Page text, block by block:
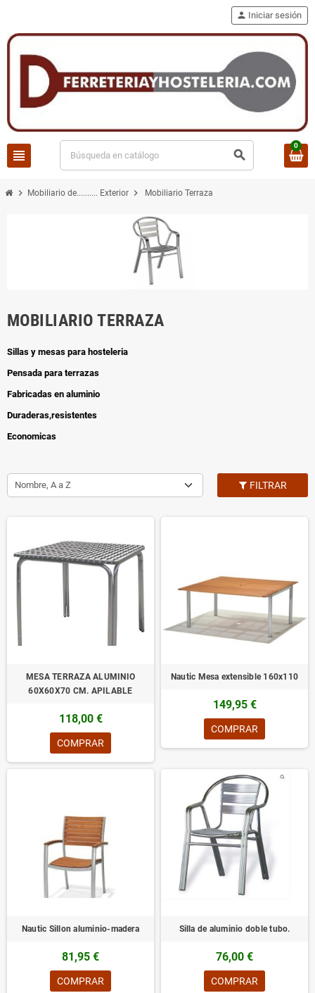
view_headline search
person Iniciar sesión
0
chevron_right Mobiliario de.......... Exterior chevron_right Mobiliario Terraza
MOBILIARIO TERRAZA
Sillas y mesas para hosteleria
Pensada para terrazas
Fabricadas en aluminio
Duraderas,resistentes
Economicas
Nombre, A a Z FILTRAR
MESA TERRAZA ALUMINIO
60X60X70 CM. APILABLE
118,00 €
COMPRAR
Nautic Mesa extensible 160x110
149,95 €
COMPRAR
Nautic Sillon aluminio-madera
81,95 €
COMPRAR
Silla de aluminio doble tubo.
76,00 €
COMPRAR